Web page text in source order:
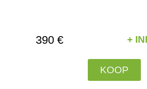
390 € +
KOOP